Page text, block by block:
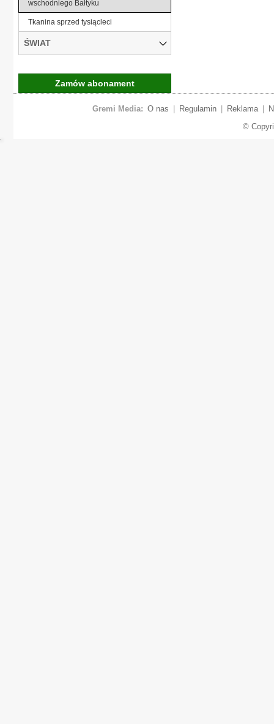
wschodniego Bałtyku
Tkanina sprzed tysiącleci
ŚWIAT
Zamów abonament
Gremi Media: O nas Regulamin Reklama
©